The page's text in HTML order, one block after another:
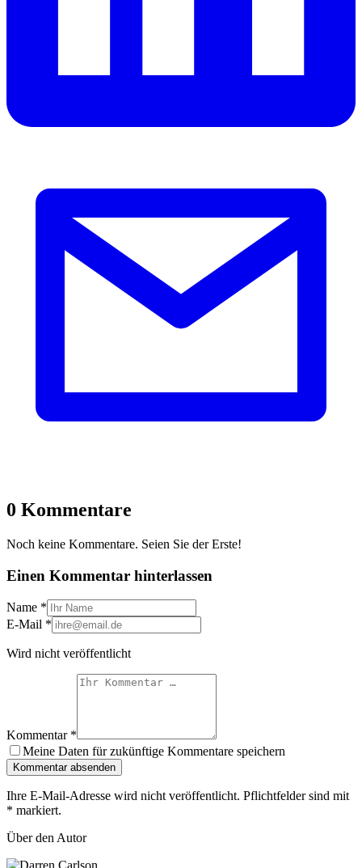
0 Kommentare
Noch keine Kommentare. Seien Sie der Erste!
Einen Kommentar hinterlassen
Name *
E-Mail *
Wird nicht veröffentlicht
Kommentar *
Meine Daten für zukünftige Kommentare speichern
Kommentar absenden
Ihre E-Mail-Adresse wird nicht veröffentlicht. Pflichtfelder sind mit
* markiert.
Über den Autor